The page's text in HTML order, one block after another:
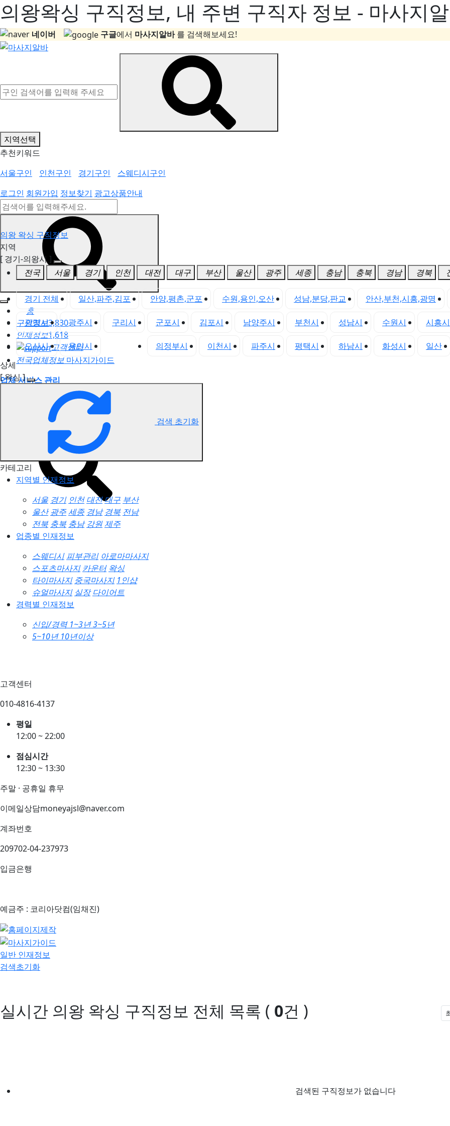
의왕왁싱 구직정보, 내 주변 구직자 정보 - 마사지
네이버 구글에서 마사지알바를 검색해보세요!
지역선택
추천키워드
서울구인
인천구인 경기구인
스웨디시구인
로그인 회원가입 정보찾기 광고상품안내
홈
구인정보3,830
인재정보1,618
고객센터
전국업체정보 마사지가이드
업체 서비스 관리
의왕 왁싱 구직정보
의왕 왁싱 구직정보
지역
[ 경기-의왕시 ]
전국
서울 경기 인천 대전 대구 부산 울산 광주 세종 충남 충북 경남 경북
경기 전체 일산,파주,김포 안양,평촌,군포 수원,용인,오산 성남,분당,판교 안산,부천,시흥,광명
광명시 광주시 구리시 군포시 김포시 남양주시 부천시 성남시 수원시 시흥시
오산시 용인시 의정부시 이천시 파주시 평택시 하남시 화성시
일산
상세
[ 왁싱 ]
검색 초기화
카테고리
지역별 인재정보
서울 경기 인천 대전대구 부산
울산 광주세종 경남 경북 전남
전북 충북 충남 강원제주
업종별 인재정보
스웨디시 피부관리 아로마마사지
스포츠마사지 카운터 왁싱
타이마사지 중국마사지 1인샵
슈얼마사지 실장 다이어트
경력별 인재정보
신입/경력 1~3년3~5년
5~10년 10년이상
고객센터
010-4816-4137
평일
12:00 ~ 22:00
점심시간
12:30 ~ 13:30
주말 · 공휴일 휴무
이메일상담moneyajsl@naver.com
계좌번호
209702-04-237973
입금은행
예금주 : 코리아닷컴(임채진)
일반 인재정보
검색초기화
실시간 의왕 왁싱 구직정보 전체 목록 ( 0건 )
검색된 구직정보가 없습니다